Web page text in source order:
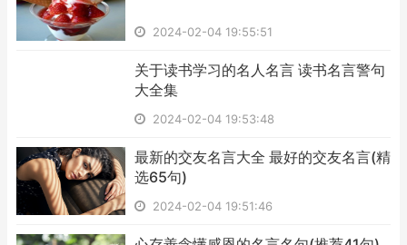
2024-02-04 19:55:51
​关于读书学习的名人名言 读书名言警句
大全集
2024-02-04 19:53:48
​最新的交友名言大全 最好的交友名言(精
选65句)
2024-02-04 19:51:46